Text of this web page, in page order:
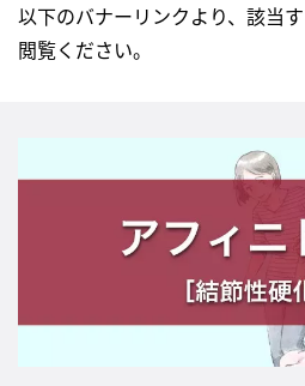
以下のバナーリンクより、該当
閲覧ください。